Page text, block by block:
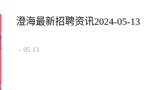
澄海最新招聘资讯2024-05-13
· 05.13